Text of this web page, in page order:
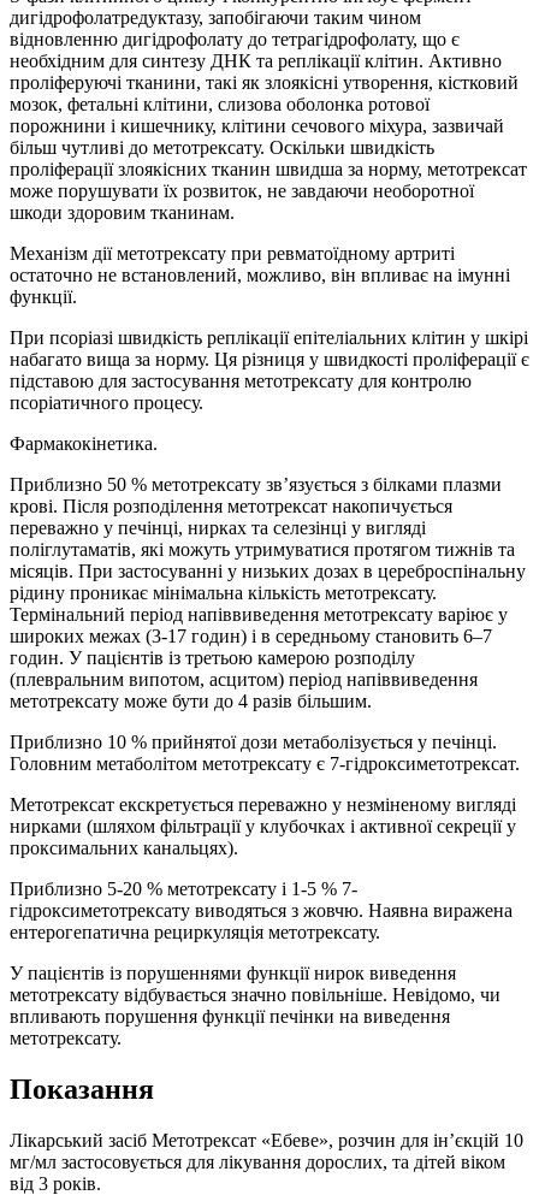
дигідрофолатредуктазу, запобігаючи таким чином
відновленню дигідрофолату до тетрагідрофолату, що є
необхідним для синтезу ДНК та реплікації клітин. Активно
проліферуючі тканини, такі як злоякісні утворення, кістковий
мозок, фетальні клітини, слизова оболонка ротової
порожнини і кишечнику, клітини сечового міхура, зазвичай
більш чутливі до метотрексату. Оскільки швидкість
проліферації злоякісних тканин швидша за норму, метотрексат
може порушувати їх розвиток, не завдаючи необоротної
шкоди здоровим тканинам.
Механізм дії метотрексату при ревматоїдному артриті
остаточно не встановлений, можливо, він впливає на імунні
функції.
При псоріазі швидкість реплікації епітеліальних клітин у шкірі
набагато вища за норму. Ця різниця у швидкості проліферації є
підставою для застосування метотрексату для контролю
псоріатичного процесу.
Фармакокінетика.
Приблизно 50 % метотрексату зв’язується з білками плазми
крові. Після розподілення метотрексат накопичується
переважно у печінці, нирках та селезінці у вигляді
поліглутаматів, які можуть утримуватися протягом тижнів та
місяців. При застосуванні у низьких дозах в цереброспінальну
рідину проникає мінімальна кількість метотрексату.
Термінальний період напіввиведення метотрексату варіює у
широких межах (3-17 годин) і в середньому становить 6–7
годин. У пацієнтів із третьою камерою розподілу
(плевральним випотом, асцитом) період напіввиведення
метотрексату може бути до 4 разів більшим.
Приблизно 10 % прийнятої дози метаболізується у печінці.
Головним метаболітом метотрексату є 7-гідроксиметотрексат.
Метотрексат екскретується переважно у незміненому вигляді
нирками (шляхом фільтрації у клубочках і активної секреції у
проксимальних канальцях).
Приблизно 5-20 % метотрексату і 1-5 % 7-
гідроксиметотрексату виводяться з жовчю. Наявна виражена
ентерогепатична рециркуляція метотрексату.
У пацієнтів із порушеннями функції нирок виведення
метотрексату відбувається значно повільніше. Невідомо, чи
впливають порушення функції печінки на виведення
метотрексату.
Показання
Лікарський засіб Метотрексат «Ебеве», розчин для ін’єкцій 10
мг/мл застосовується для лікування дорослих, та дітей віком
від 3 років.